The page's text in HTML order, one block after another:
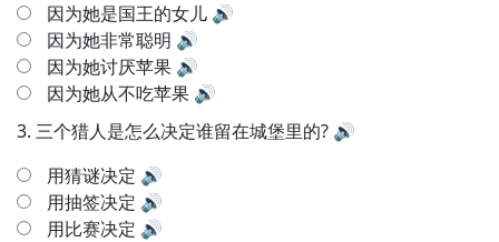
因为她是国王的女儿 🔊
因为她非常聪明 🔊
因为她讨厌苹果 🔊
因为她从不吃苹果 🔊
3. 三个猎人是怎么决定谁留在城堡里的? 🔊
用猜谜决定 🔊
用抽签决定 🔊
用比赛决定 🔊